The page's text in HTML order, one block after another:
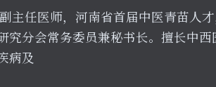
主任医师，河南省首届中医青苗人
究分会常务委员兼秘书长。擅长中西
病及